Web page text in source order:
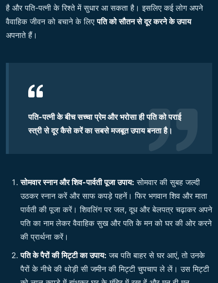
है और पति-पत्नी के रिश्ते में सुधार आ सकता है। इसलिए कई लोग अपने
वैवाहिक जीवन को बचाने के लिएपति को सौतन से दूर करने के उपाय
अपनाते हैं।
पति-पत्नी के बीच सच्चा प्रेम और भरोसा हीपति को पराई
स्त्री से दूर कैसे करेंका सबसे मजबूत उपाय बनता है।
सोमवार स्नान और शिव-पार्वती पूजा उपाय: सोमवार की सुबह जल्दी
उठकर स्नान करें और साफ कपड़े पहनें। फिर भगवान शिव और माता
पार्वती की पूजा करें। शिवलिंग पर जल, दूध और बेलपत्र चढ़ाकर अपने
पति का नाम लेकर वैवाहिक सुख और पति के मन को घर की ओर करने
की प्रार्थना करें।
पति के पैरों की मिट्टी का उपाय: जब पति बाहर से घर आएं, तो उनके
पैरों के नीचे की थोड़ी सी जमीन की मिट्टी चुपचाप ले लें। उस मिट्टी